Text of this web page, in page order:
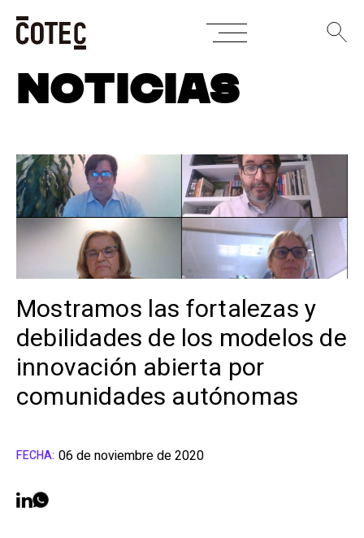
Skip
contentNOTICIAS
Mostramos las fortalezas y
debilidades de los modelos de
innovación abierta por
comunidades autónomas
FECHA: 06 de noviembre de 2020